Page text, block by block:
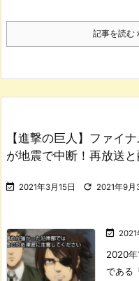
記事を読む
【進撃の巨人】ファイ
が地震で中断！再放送
 2021年3月15日  2021年9月
 2021
2020年
である